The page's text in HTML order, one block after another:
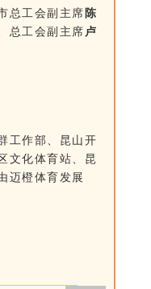
市总工会副主席 陈
总工会副主席 卢
工作部、昆山开
文化体育站、昆
迈橙体育发展